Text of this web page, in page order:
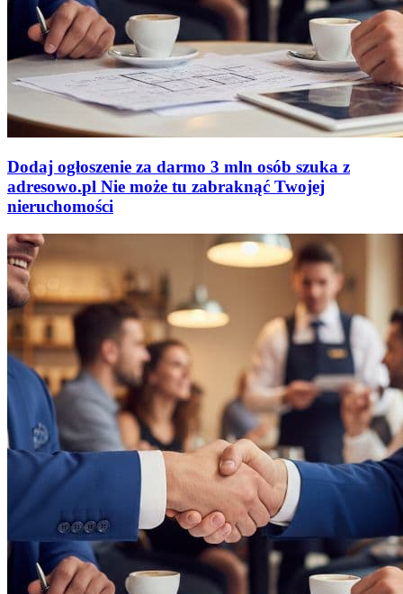
Dodaj ogłoszenie za darmo 3 mln osób szuka z
adresowo.pl Nie może tu zabraknąć Twojej
nieruchomości